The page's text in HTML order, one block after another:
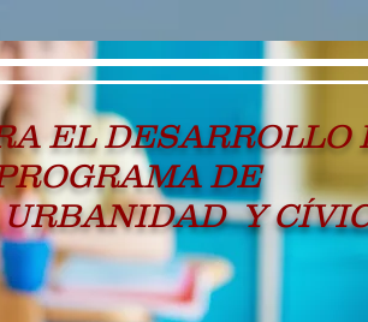
EL DESARROLLO
DE
Y